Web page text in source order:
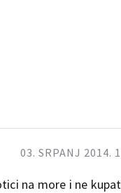
03. SRPANJ 2014.
na more i ne